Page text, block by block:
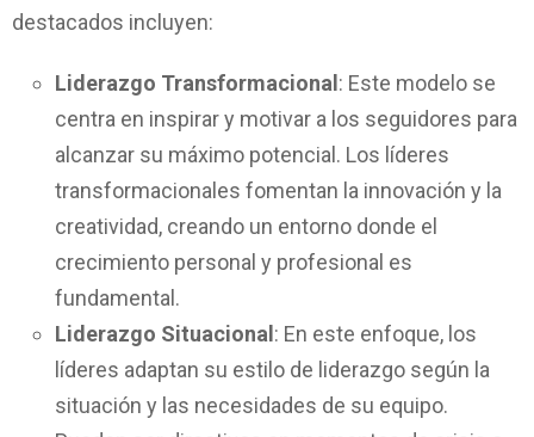
destacados incluyen:
Liderazgo Transformacional: Este modelo se
centra en inspirar y motivar a los seguidores para
alcanzar su máximo potencial. Los líderes
transformacionales fomentan la innovación y la
creatividad, creando un entorno donde el
crecimiento personal y profesional es
fundamental.
Liderazgo Situacional: En este enfoque, los
líderes adaptan su estilo de liderazgo según la
situación y las necesidades de su equipo.